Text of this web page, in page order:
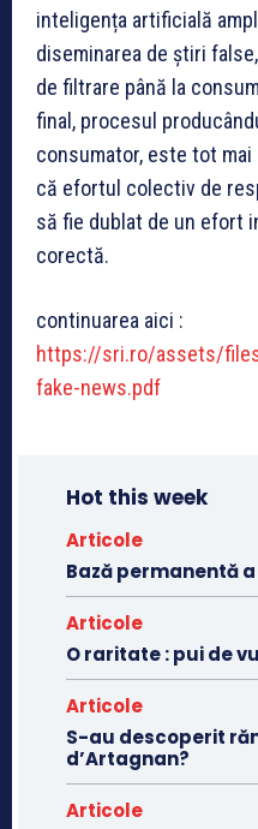
inteligența artificială
diseminarea de știri
de filtrare până la
final, procesul
consumator, este tot mai
că efortul colectiv de
să fie dublat de un efort
corectă.
continuarea aici :
https://sri.ro/assets/
fake-news.pdf
Hot this week
Articole
Bază permanentă a
Articole
O raritate : pui de
Articole
S-au descoperit
d’Artagnan?
Articole